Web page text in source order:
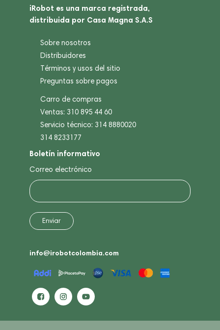
iRobot es una marca registrada,
distribuida por Casa Magna S.A.S
Sobre nosotros
Distribuidores
Términos y usos del sitio
Preguntas sobre pagos
Carro de compras
Ventas: 310 895 44 60
Servicio técnico: 314 8880020
314 8233177
Boletín informativo
Correo electrónico
info@irobotcolombia.com